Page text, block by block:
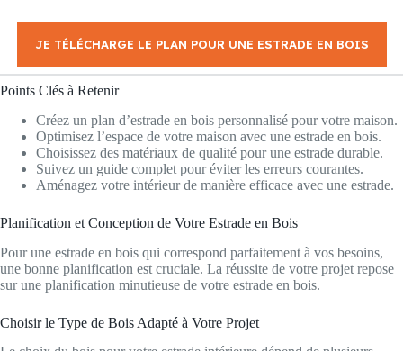
JE TÉLÉCHARGE LE PLAN POUR UNE ESTRADE EN BOIS
Points Clés à Retenir
Créez un plan d’estrade en bois personnalisé pour votre maison.
Optimisez l’espace de votre maison avec une estrade en bois.
Choisissez des matériaux de qualité pour une estrade durable.
Suivez un guide complet pour éviter les erreurs courantes.
Aménagez votre intérieur de manière efficace avec une estrade.
Planification et Conception de Votre Estrade en Bois
Pour une estrade en bois qui correspond parfaitement à vos besoins,
une bonne planification est cruciale. La réussite de votre projet repose
sur une planification minutieuse de votre estrade en bois.
Choisir le Type de Bois Adapté à Votre Projet